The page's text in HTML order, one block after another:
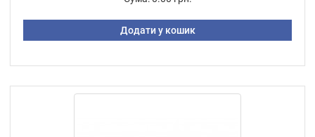
Додати у кошик